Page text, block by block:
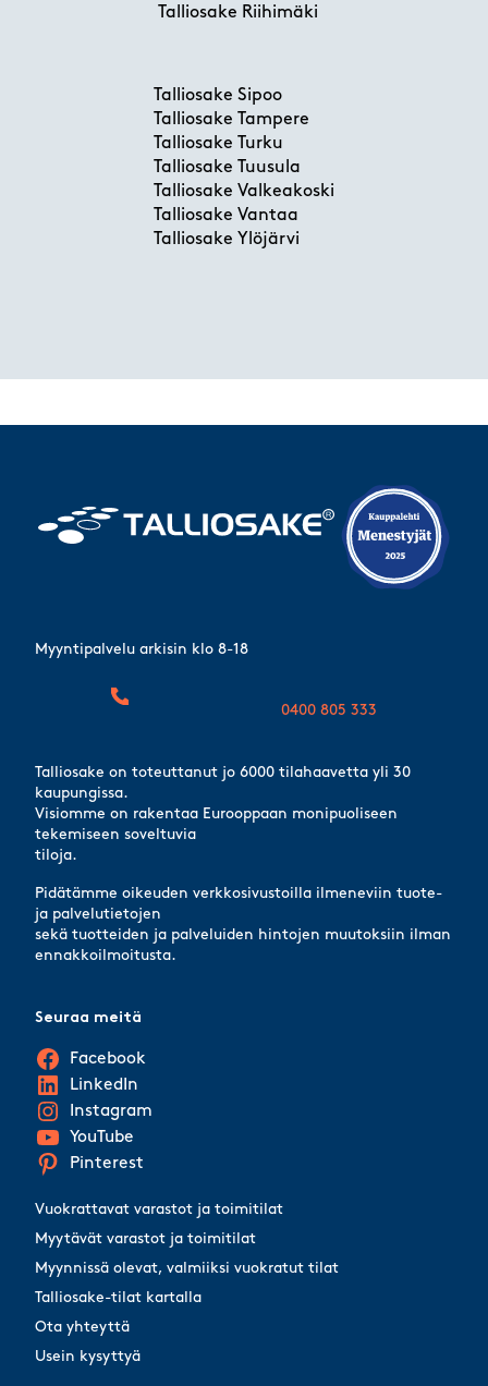
Talliosake Riihimäki
Talliosake Sipoo
Talliosake Tampere
Talliosake Turku
Talliosake Tuusula
Talliosake Valkeakoski
Talliosake Vantaa
Talliosake Ylöjärvi
Myyntipalvelu arkisin klo 8-18
0400 805 333
Talliosake on toteuttanut jo 6000 tilahaavetta yli 30
kaupungissa.
Visiomme on rakentaa Eurooppaan monipuoliseen
tekemiseen soveltuvia
tiloja.
Pidätämme oikeuden verkkosivustoilla ilmeneviin tuote-
ja palvelutietojen
sekä tuotteiden ja palveluiden hintojen muutoksiin ilman
ennakkoilmoitusta.
Vuokrattavat varastot ja toimitilat
Myytävät varastot ja toimitilat
Myynnissä olevat, valmiiksi vuokratut tilat
Talliosake-tilat kartalla
Ota yhteyttä
Usein kysyttyä
Seuraa meitä
Facebook
LinkedIn
Instagram
YouTube
Pinterest